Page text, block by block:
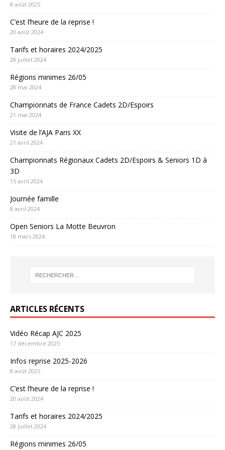
8 août 2025
C’est l’heure de la reprise !
20 août 2024
Tarifs et horaires 2024/2025
28 juillet 2024
Régions minimes 26/05
28 mai 2024
Championnats de France Cadets 2D/Espoirs
21 mai 2024
Visite de l’AJA Paris XX
21 avril 2024
Championnats Régionaux Cadets 2D/Espoirs & Seniors 1D à
3D
15 avril 2024
Journée famille
8 avril 2024
Open Seniors La Motte Beuvron
18 mars 2024
ARTICLES RÉCENTS
Vidéo Récap AJC 2025
17 décembre 2025
Infos reprise 2025-2026
8 août 2025
C’est l’heure de la reprise !
20 août 2024
Tarifs et horaires 2024/2025
28 juillet 2024
Régions minimes 26/05